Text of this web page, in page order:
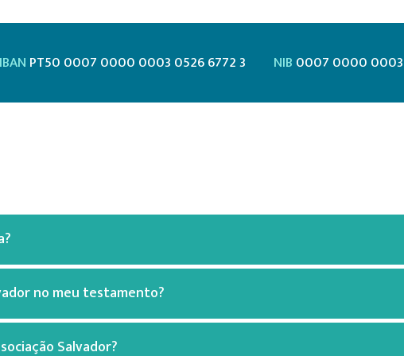
IBAN PT50 0007 0000 0003 0526 6772 3 NIB 0007 0000 0003
no meu testamento?
Salvador?